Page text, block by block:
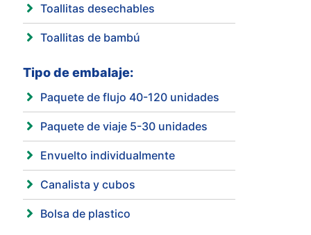
Toallitas desechables
Toallitas de bambú
Tipo de embalaje:
Paquete de flujo 40-120 unidades
Paquete de viaje 5-30 unidades
Envuelto individualmente
Canalista y cubos
Bolsa de plastico